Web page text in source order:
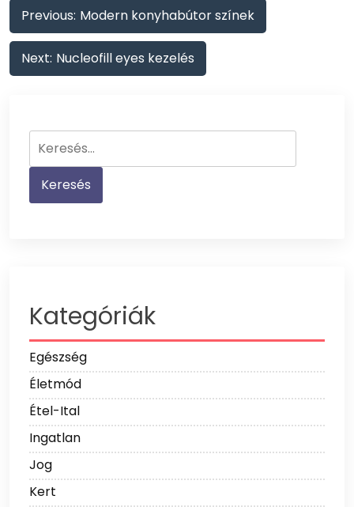
Bejegyzés
navigáció
Previous: Modern konyhabútor színek
Next: Nucleofill eyes kezelés
Keresés:
Kategóriák
Egészség
Életmód
Étel-Ital
Ingatlan
Jog
Kert